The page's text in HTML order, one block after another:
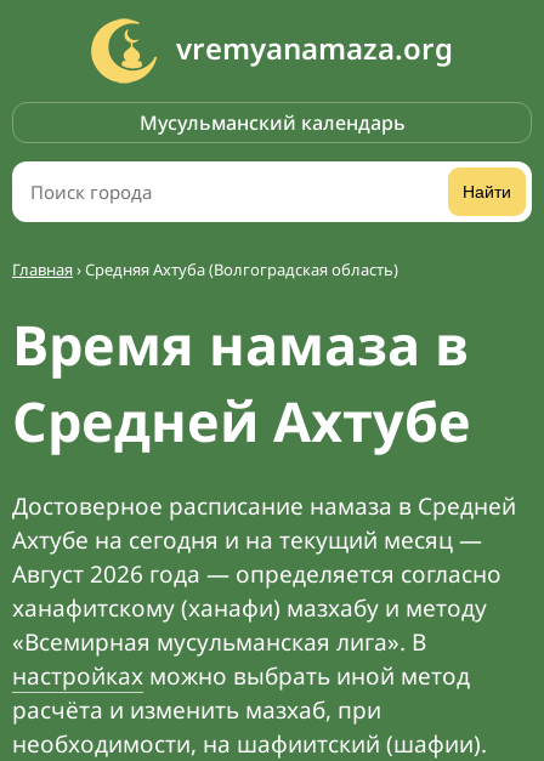
vremyanamaza.org
Мусульманский календарь
Найти
Главная›Средняя Ахтуба (Волгоградская область)
Время намаза в
Средней Ахтубе
Достоверное расписание намаза в Средней
Ахтубе на сегодня и на текущий месяц —
Август 2026 года — определяется согласно
ханафитскому (ханафи) мазхабу и методу
«Всемирная мусульманская лига». В
настройках можно выбрать иной метод
расчёта и изменить мазхаб, при
необходимости, на шафиитский (шафии).